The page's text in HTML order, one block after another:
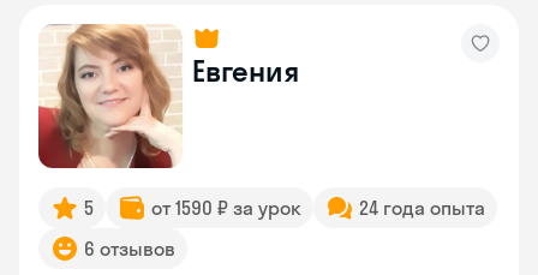
Евгения
5 от 1590 ₽ за урок
24 года опыта
6 отзывов